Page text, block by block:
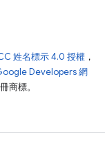
姓名標示 4.0 授權 ，
Developers 網
商標。